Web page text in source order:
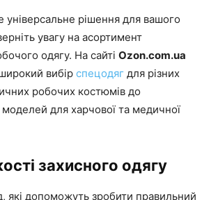
рішення для вашого
увагу на асортимент
одягу. На сайті Ozon.com.ua
вибір спецодяг для різних
робочих костюмів до
моделей для харчової та медичної
захисного одягу
які допоможуть зробити правильний